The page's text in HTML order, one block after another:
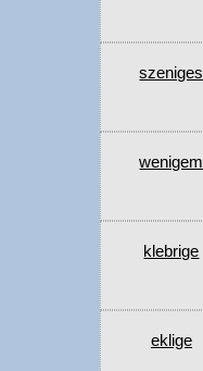
szeniges
wenigem
klebrige
eklige